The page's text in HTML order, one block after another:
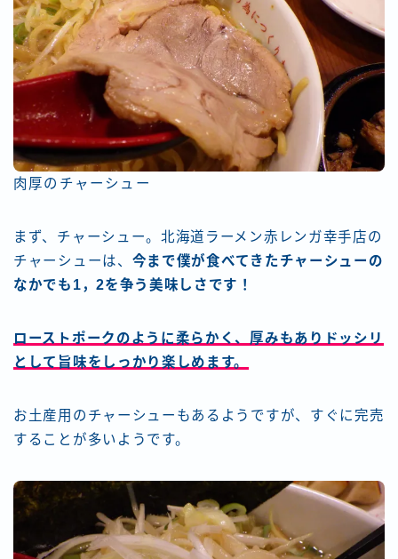
肉厚のチャーシュー
まず、チャーシュー。北海道ラーメン赤レンガ幸手店の
チャーシューは、 今まで僕が食べてきたチャーシューの
なかでも1，2を争う美味しさです！
ローストポークのように柔らかく、厚みもありドッシリ
として旨味をしっかり楽しめます。
お土産用のチャーシューもあるようですが、すぐに完売
することが多いようです。